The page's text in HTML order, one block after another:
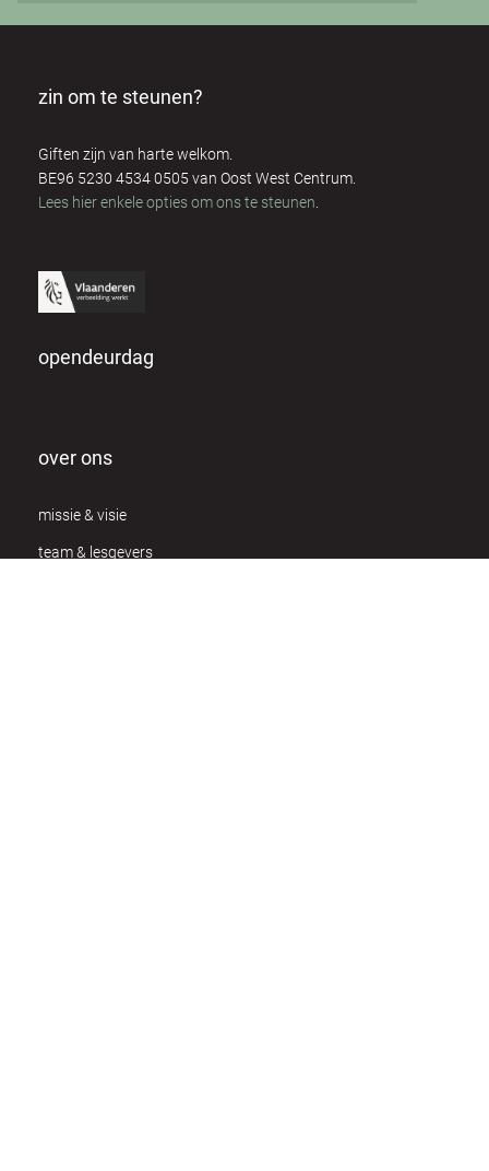
zin om te steunen?
Giften zijn van harte welkom.
BE96 5230 4534 0505 van Oost West Centrum.
Lees hier enkele opties om ons te steunen
opendeurdag
over ons
missie & visie
team & lesgevers